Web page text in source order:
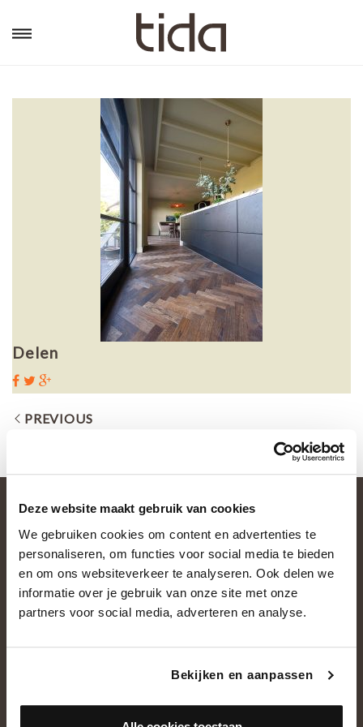
Deze website maakt gebruik van cookies
We gebruiken cookies om content en advertenties te
personaliseren, om functies voor social media te bieden
en om ons websiteverkeer te analyseren. Ook delen we
informatie over je gebruik van onze site met onze
partners voor social media, adverteren en analyse.
Bekijken en aanpassen
Delen
PREVIOUS